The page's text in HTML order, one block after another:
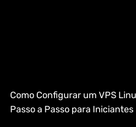
Como Configurar um VPS
Passo a Passo para Iniciantes